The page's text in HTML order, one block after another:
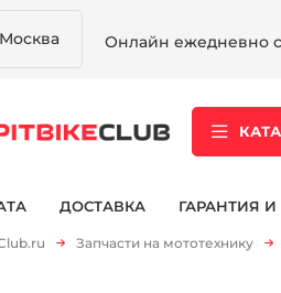
Москва Онлайн ежедневно с
ДОСТАВКА ГАРАНТИЯ И
Запчасти на мототехнику